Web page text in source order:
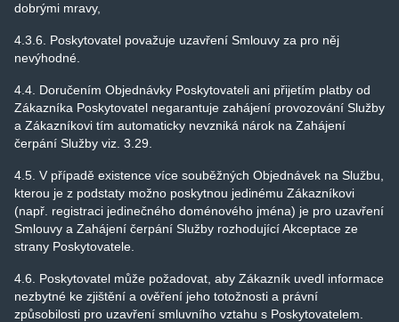
dobrými mravy,
4.3.6. Poskytovatel považuje uzavření Smlouvy za pro něj
nevýhodné.
4.4. Doručením Objednávky Poskytovateli ani přijetím platby od
Zákazníka Poskytovatel negarantuje zahájení provozování Služby
a Zákazníkovi tím automaticky nevzniká nárok na Zahájení
čerpání Služby viz. 3.29.
4.5. V případě existence více souběžných Objednávek na Službu,
kterou je z podstaty možno poskytnou jedinému Zákazníkovi
(např. registraci jedinečného doménového jména) je pro uzavření
Smlouvy a Zahájení čerpání Služby rozhodující Akceptace ze
strany Poskytovatele.
4.6. Poskytovatel může požadovat, aby Zákazník uvedl informace
nezbytné ke zjištění a ověření jeho totožnosti a právní
způsobilosti pro uzavření smluvního vztahu s Poskytovatelem.